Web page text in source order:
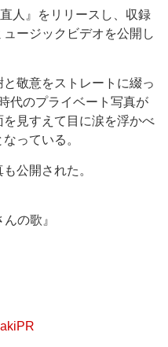
人』をリリースし、収録
ージックビデオを公開し
敬意をストレートに綴っ
代のプライベート写真が
見すえて目に涙を浮かべ
っている。
公開された。
の歌』